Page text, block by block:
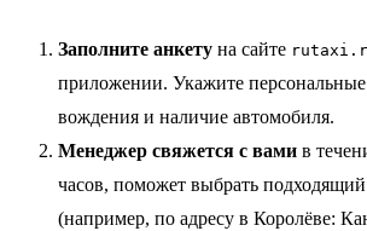
Заполните анкету на сайте
приложении. Укажите
вождения и наличие автомобиля.
Менеджер свяжется с вами в
часов, поможет выбрать подходящий
(например, по адресу в Королёве: